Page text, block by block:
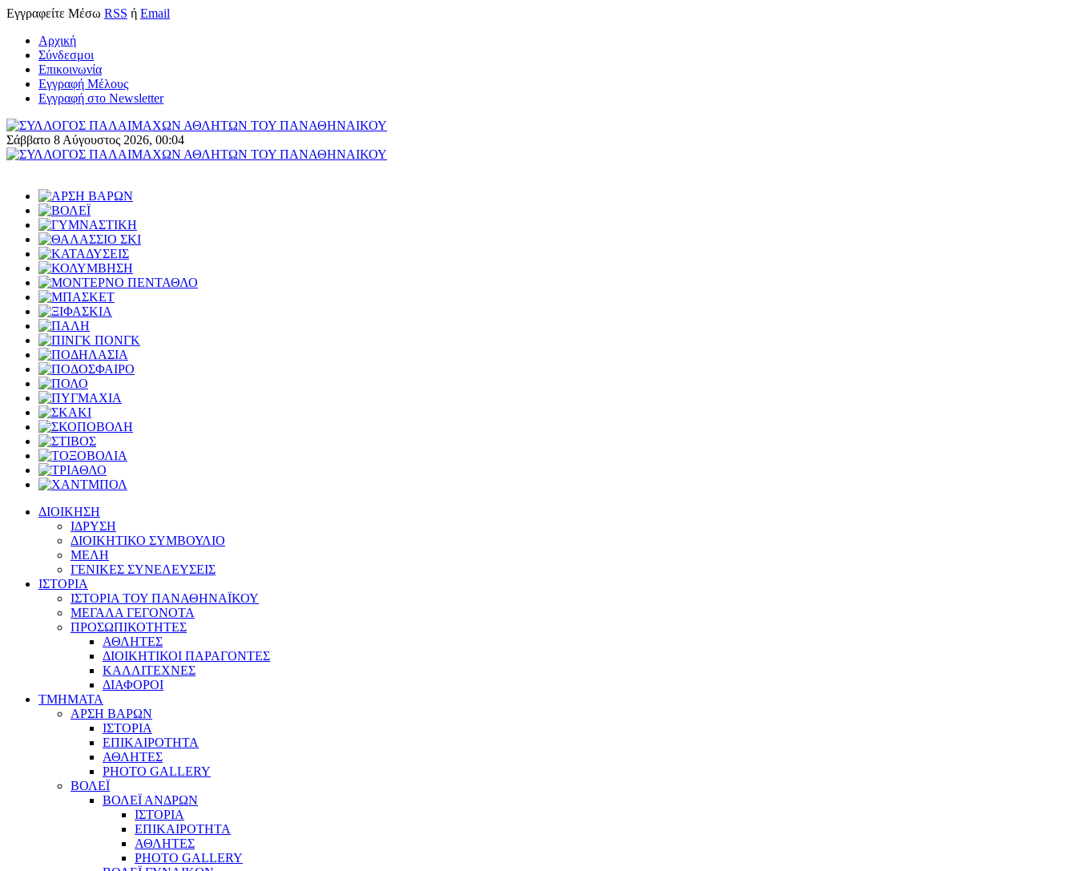
Εγγραφείτε Μέσω RSS ή Email
Αρχική
Σύνδεσμοι
Επικοινωνία
Εγγραφή Μέλους
Εγγραφή στο Newsletter
Σάββατο 8 Αύγουστος 2026, 00:04
ΔΙΟΙΚΗΣΗ
ΙΔΡΥΣΗ
ΔΙΟΙΚΗΤΙΚΟ ΣΥΜΒΟΥΛΙΟ
ΜΕΛΗ
ΓΕΝΙΚΕΣ ΣΥΝΕΛΕΥΣΕΙΣ
ΙΣΤΟΡΙΑ
ΙΣΤΟΡΙΑ ΤΟΥ ΠΑΝΑΘΗΝΑΪΚΟΥ
ΜΕΓΑΛΑ ΓΕΓΟΝΟΤΑ
ΠΡΟΣΩΠΙΚΟΤΗΤΕΣ
ΑΘΛΗΤΕΣ
ΔΙΟΙΚΗΤΙΚΟΙ ΠΑΡΑΓΟΝΤΕΣ
ΚΑΛΛΙΤΕΧΝΕΣ
ΔΙΑΦΟΡΟΙ
ΤΜΗΜΑΤΑ
ΑΡΣΗ ΒΑΡΩΝ
ΙΣΤΟΡΙΑ
ΕΠΙΚΑΙΡΟΤΗΤΑ
ΑΘΛΗΤΕΣ
PHOTO GALLERY
ΒΟΛΕΪ
ΒΟΛΕΪ ΑΝΔΡΩΝ
ΙΣΤΟΡΙΑ
ΕΠΙΚΑΙΡΟΤΗΤΑ
ΑΘΛΗΤΕΣ
PHOTO GALLERY